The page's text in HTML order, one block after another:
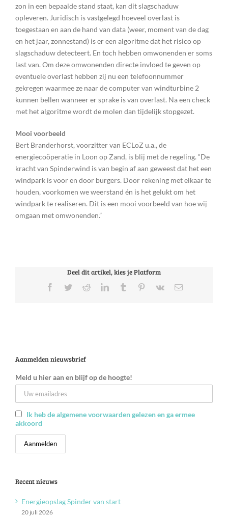
zon in een bepaalde stand staat, kan dit slagschaduw
opleveren. Juridisch is vastgelegd hoeveel overlast is
toegestaan en aan de hand van data (weer, moment van de dag
en het jaar, zonnestand) is er een algoritme dat het risico op
slagschaduw detecteert. En toch hebben omwonenden er soms
last van. Om deze omwonenden directe invloed te geven op
eventuele overlast hebben zij nu een telefoonnummer
gekregen waarmee ze naar de computer van windturbine 2
kunnen bellen wanneer er sprake is van overlast. Na een check
met het algoritme wordt de molen dan tijdelijk stopgezet.
Mooi voorbeeld
Bert Branderhorst, voorzitter van ECLoZ u.a., de
energiecoöperatie in Loon op Zand, is blij met de regeling. “De
kracht van Spinderwind is van begin af aan geweest dat het een
windpark is voor en door burgers. Door rekening met elkaar te
houden, voorkomen we weerstand én is het gelukt om het
windpark te realiseren. Dit is een mooi voorbeeld van hoe wij
omgaan met omwonenden.”
Deel dit artikel, kies je Platform
Facebook
TwitterRedditLinkedInTumblr Pinterest
Vk
E-
Aanmelden nieuwsbrief
Meld u hier aan en blijf op de hoogte!
Ik heb de algemene voorwaarden gelezen en ga ermee
akkoord
Recent nieuws
Energieopslag Spinder van start
20 juli 2026